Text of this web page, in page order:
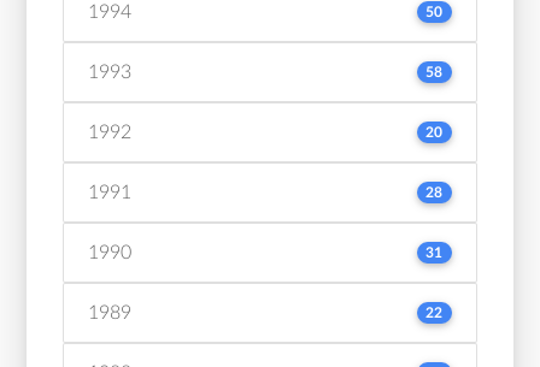
1994 50
1993 58
1992 20
1991 28
1990 31
1989 22